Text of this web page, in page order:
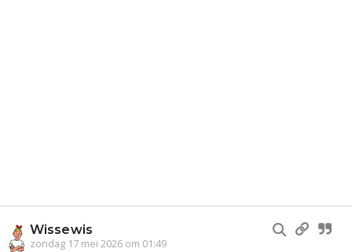
Wissewis
zondag 17 mei 2026 om 01:49